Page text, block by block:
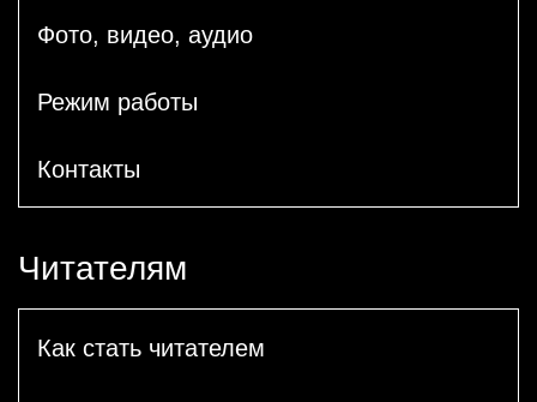
Фото, видео, аудио
Режим работы
Контакты
Читателям
Как стать читателем